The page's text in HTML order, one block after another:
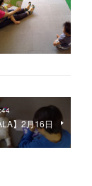
】2月16日